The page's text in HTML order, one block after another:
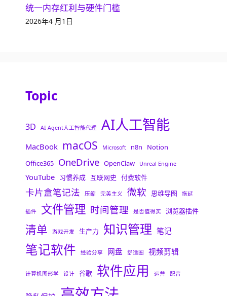
统一内存红利与硬件门槛
2026年4 月1日
Topic
3D AI Agent人工智能代理 AI人工智能
MacBook macOS Microsoft n8n
Notion
Office365 OneDrive OpenClaw Unreal Engine
YouTube 习惯养成 互联网史 付费软件
卡片盒笔记法 压缩 完美主义 微软 思维导图 拖延
插件 文件管理 时间管理 是否值得买 浏览器插件
清单 游戏开发 生产力 知识管理 笔记
笔记软件 经验分享 网盘 舒适圈 视频剪辑
计算机图形学 设计 谷歌 软件应用 运营 配音